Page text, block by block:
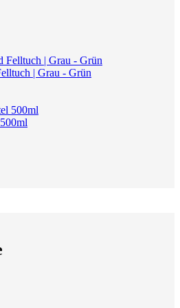
| Grau - Grün